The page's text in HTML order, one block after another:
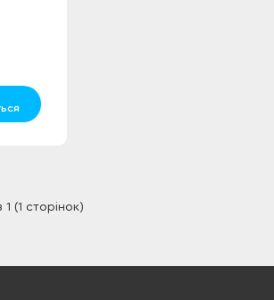
1 (1 сторінок)